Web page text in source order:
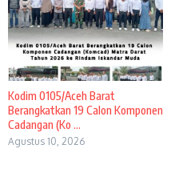
Kodim 0105/Aceh Barat
Berangkatkan 19 Calon Komponen
Cadangan (Ko ...
Agustus 10, 2026